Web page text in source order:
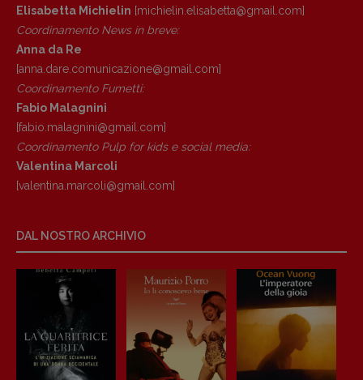
Elisabetta Michielin [michielin.elisabetta@gmail.com]
Coordinamento News in breve:
Anna da Re
[anna.dare.comunicazione@gmail. com]
Coordinamento Fumetti:
Fabio Malagnini
[fabio.malagnini@gmail. com]
Coordinamento Pulp for kids e social media:
Valentina Marcoli
[valentina.marcoli@gmail. com]
DAL NOSTRO ARCHIVIO